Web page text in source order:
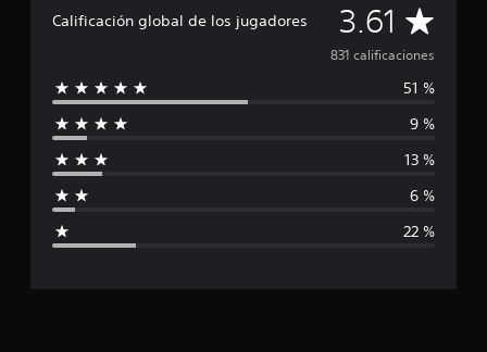
Calificación global de los jugadores 3.61 C
a
a
831 calificaciones
51 %
9 %
13 %
6 %
22 %